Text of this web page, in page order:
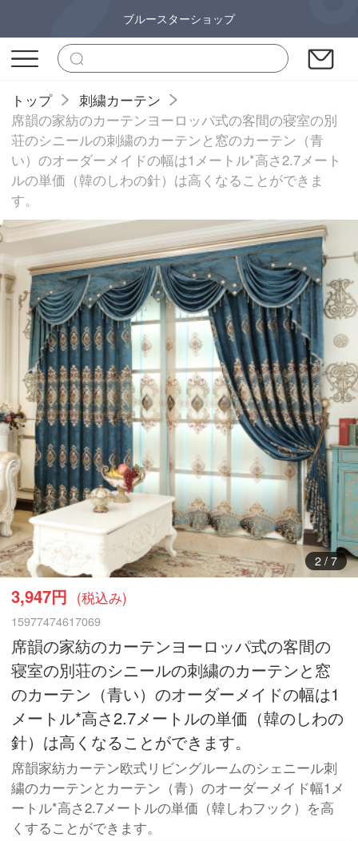
ブルースターショップ
トップ
刺繍カーテン
席韻の家紡のカーテンヨーロッパ式の客間の寝室の別
荘のシニールの刺繍のカーテンと窓のカーテン（青
い）のオーダーメイドの幅は1メートル*高さ2.7メート
ルの単価（韓のしわの針）は高くなることができま
す。
3/ 7
3,947円 (税込み)
15977474617069
席韻の家紡のカーテンヨーロッパ式の客間の
寝室の別荘のシニールの刺繍のカーテンと窓
のカーテン（青い）のオーダーメイドの幅は1
メートル*高さ2.7メートルの単価（韓のしわの
針）は高くなることができます。
席韻家紡カーテン欧式リビングルームのシェニール刺
繍のカーテンとカーテン（青）のオーダーメイド幅1メ
ートル*高さ2.7メートルの単価（韓しわフック）を高
くすることができます。